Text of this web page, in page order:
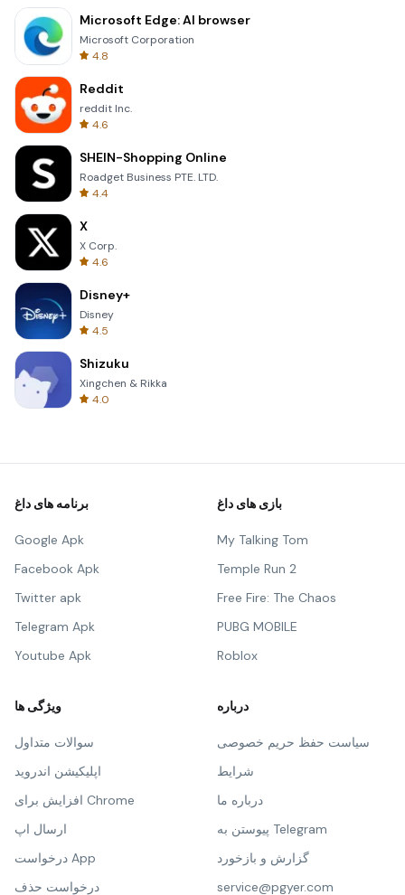
Microsoft Edge: AI browser
Microsoft Corporation
4.8
Reddit
reddit Inc.
4.6
SHEIN-Shopping Online
Roadget Business PTE. LTD.
4.4
X
X Corp.
4.6
Disney+
Disney
4.5
Shizuku
Xingchen & Rikka
4.0
برنامه های داغ
Google Apk
Facebook Apk
Twitter apk
Telegram Apk
Youtube Apk
بازی های داغ
My Talking Tom
Temple Run 2
Free Fire: The Chaos
PUBG MOBILE
Roblox
ویژگی ها
سوالات متداول
اپلیکیشن اندروید
افزایش برای Chrome
ارسال اپ
درخواست App
درخواست حذف
درباره
سیاست حفظ حریم خصوصی
شرایط
درباره ما
پیوستن به Telegram
گزارش و بازخورد
service@pgyer.com